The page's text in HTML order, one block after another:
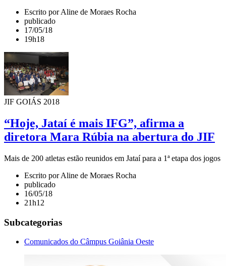
Escrito por Aline de Moraes Rocha
publicado
17/05/18
19h18
JIF GOIÁS 2018
“Hoje, Jataí é mais IFG”, afirma a
diretora Mara Rúbia na abertura do JIF
Mais de 200 atletas estão reunidos em Jataí para a 1ª etapa dos jogos
Escrito por Aline de Moraes Rocha
publicado
16/05/18
21h12
Subcategorias
Comunicados do Câmpus Goiânia Oeste